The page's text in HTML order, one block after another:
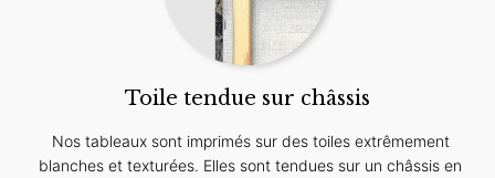
Toile tendue sur châssis
Nos tableaux sont imprimés sur des toiles extrêmement
blanches et texturées. Elles sont tendues sur un châssis en